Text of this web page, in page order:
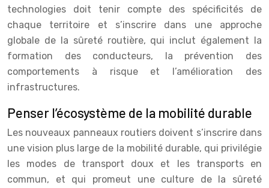
technologies doit tenir compte des spécificités de
chaque territoire et s’inscrire dans une approche
globale de la sûreté routière, qui inclut également la
formation des conducteurs, la prévention des
comportements à risque et l’amélioration des
infrastructures.
Penser l’écosystème de la mobilité durable
Les nouveaux panneaux routiers doivent s’inscrire dans
une vision plus large de la mobilité durable, qui privilégie
les modes de transport doux et les transports en
commun, et qui promeut une culture de la sûreté